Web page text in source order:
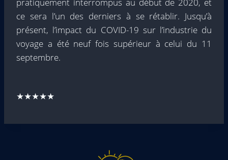
ce sera l’un des derniers à se rétablir. Jusqu’à
présent, l’impact du COVID-19 sur l’industrie du
voyage a été neuf fois supérieur à celui du 11
septembre.
★★★★★